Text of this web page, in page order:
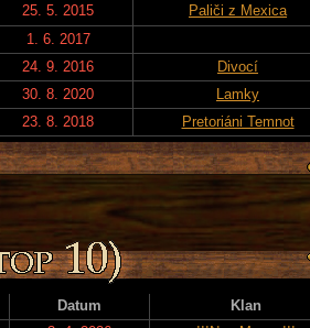
25. 5. 2015
Paliči z Mexica
1. 6. 2017
24. 9. 2016
Divocí
30. 8. 2020
Lamky
23. 8. 2018 Pretoriáni Temnot
Datum
Klan